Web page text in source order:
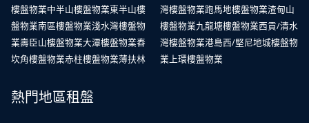
樓盤物業中半山樓盤物業東半山樓
盤物業南區樓盤物業淺水灣樓盤物
業壽臣山樓盤物業大潭樓盤物業舂
坎角樓盤物業赤柱樓盤物業薄扶林
灣樓盤物業跑馬地樓盤物業渣甸山
樓盤物業九龍塘樓盤物業西貢/清水
灣樓盤物業港島西/堅尼地城樓盤物
業 上環樓盤物業
熱門地區租盤